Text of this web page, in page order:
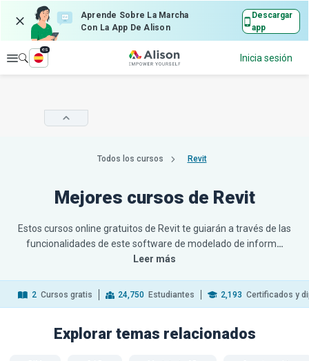
Aprende Sobre La Marcha
Con La App De Alison
Descargar
app
Explorar
es
Inicia sesión
Todos los cursos Revit
Mejores cursos de Revit
Estos cursos online gratuitos de Revit te guiarán a través de las
funcionalidades de este software de modelado de inform…
Leer más
2 Cursos gratis 24,750 Estudiantes 2,193 Certificados y
Explorar temas relacionados